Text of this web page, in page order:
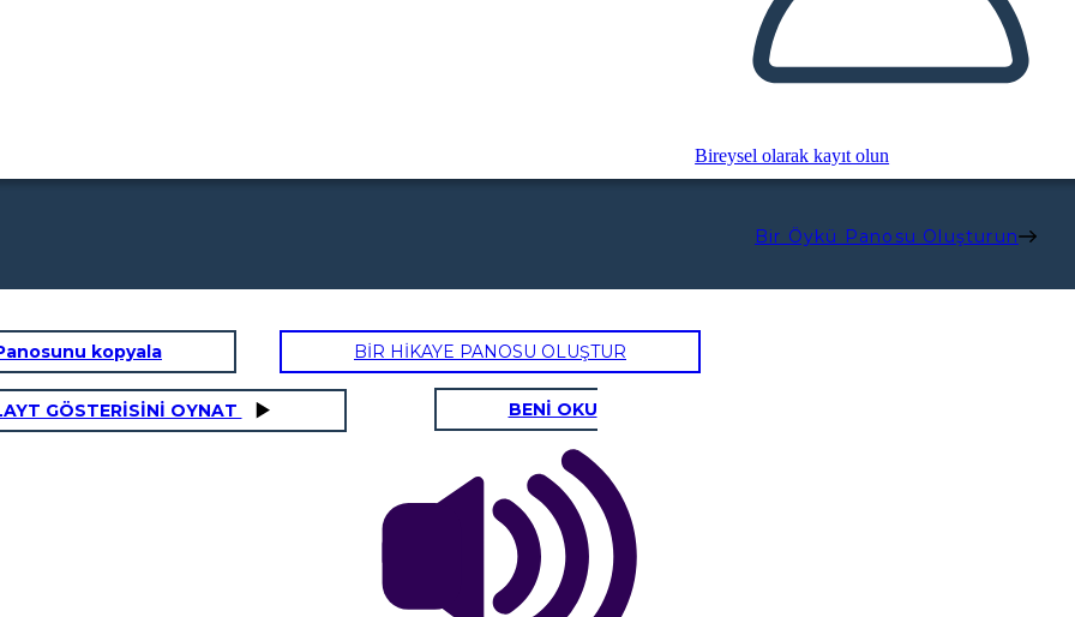
Bireysel olarak kayıt olun
Bir Öykü Panosu Oluşturun
kopyala BİR HİKAYE PANOSU OLUŞTUR
GÖSTERİSİNİ OYNAT BENİ OKU